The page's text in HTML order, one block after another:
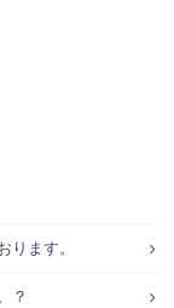
ます。
？